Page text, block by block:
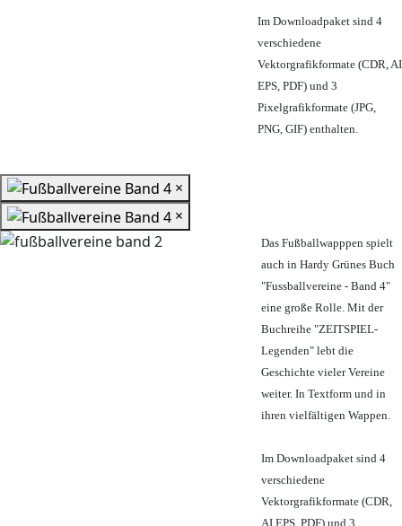
Im Downloadpaket sind 4
verschiedene
Vektorgrafikformate (CDR, AI
EPS, PDF) und 3
Pixelgrafikformate (JPG,
PNG, GIF) enthalten.
×
×
Das Fußballwapppen spielt
auch in Hardy Grünes Buch
"Fussballvereine - Band 4"
eine große Rolle. Mit der
Buchreihe "ZEITSPIEL-
Legenden" lebt die
Geschichte vieler Vereine
weiter. In Textform und in
ihren vielfältigen Wappen.
Im Downloadpaket sind 4
verschiedene
Vektorgrafikformate (CDR,
AI EPS, PDF) und 3